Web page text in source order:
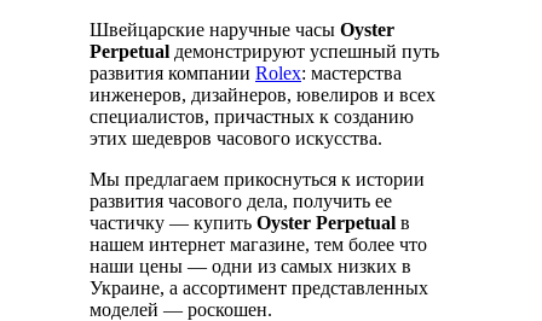
Швейцарские наручные часы Oyster
Perpetual демонстрируют успешный путь
развития компании Rolex: мастерства
инженеров, дизайнеров, ювелиров и всех
специалистов, причастных к созданию
этих шедевров часового искусства.
Мы предлагаем прикоснуться к истории
развития часового дела, получить ее
частичку — купить Oyster Perpetual в
нашем интернет магазине, тем более что
наши цены — одни из самых низких в
Украине, а ассортимент представленных
моделей — роскошен.